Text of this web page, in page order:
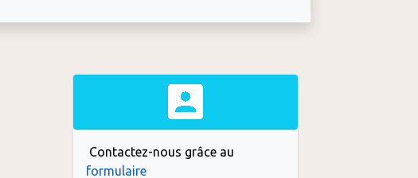
Contactez-nous grâce au
formulaire